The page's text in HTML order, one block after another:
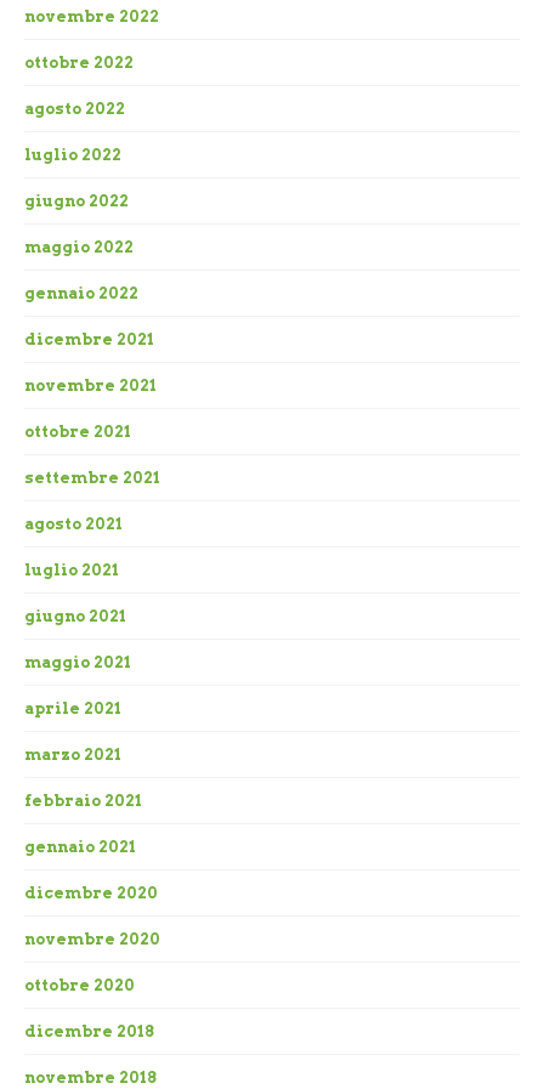
novembre 2022
ottobre 2022
agosto 2022
luglio 2022
giugno 2022
maggio 2022
gennaio 2022
dicembre 2021
novembre 2021
ottobre 2021
settembre 2021
agosto 2021
luglio 2021
giugno 2021
maggio 2021
aprile 2021
marzo 2021
febbraio 2021
gennaio 2021
dicembre 2020
novembre 2020
ottobre 2020
dicembre 2018
novembre 2018